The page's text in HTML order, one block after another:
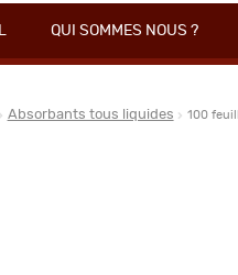
QUI SOMMES NOUS ?
Absorbants tous liquides 100